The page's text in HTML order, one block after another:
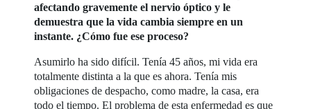
afectando gravemente el nervio óptico y le
demuestra que la vida cambia siempre en un
instante. ¿Cómo fue ese proceso?
Asumirlo ha sido difícil. Tenía 45 años, mi vida era
totalmente distinta a la que es ahora. Tenía mis
obligaciones de despacho, como madre, la casa, era
todo el tiempo. El problema de esta enfermedad es que